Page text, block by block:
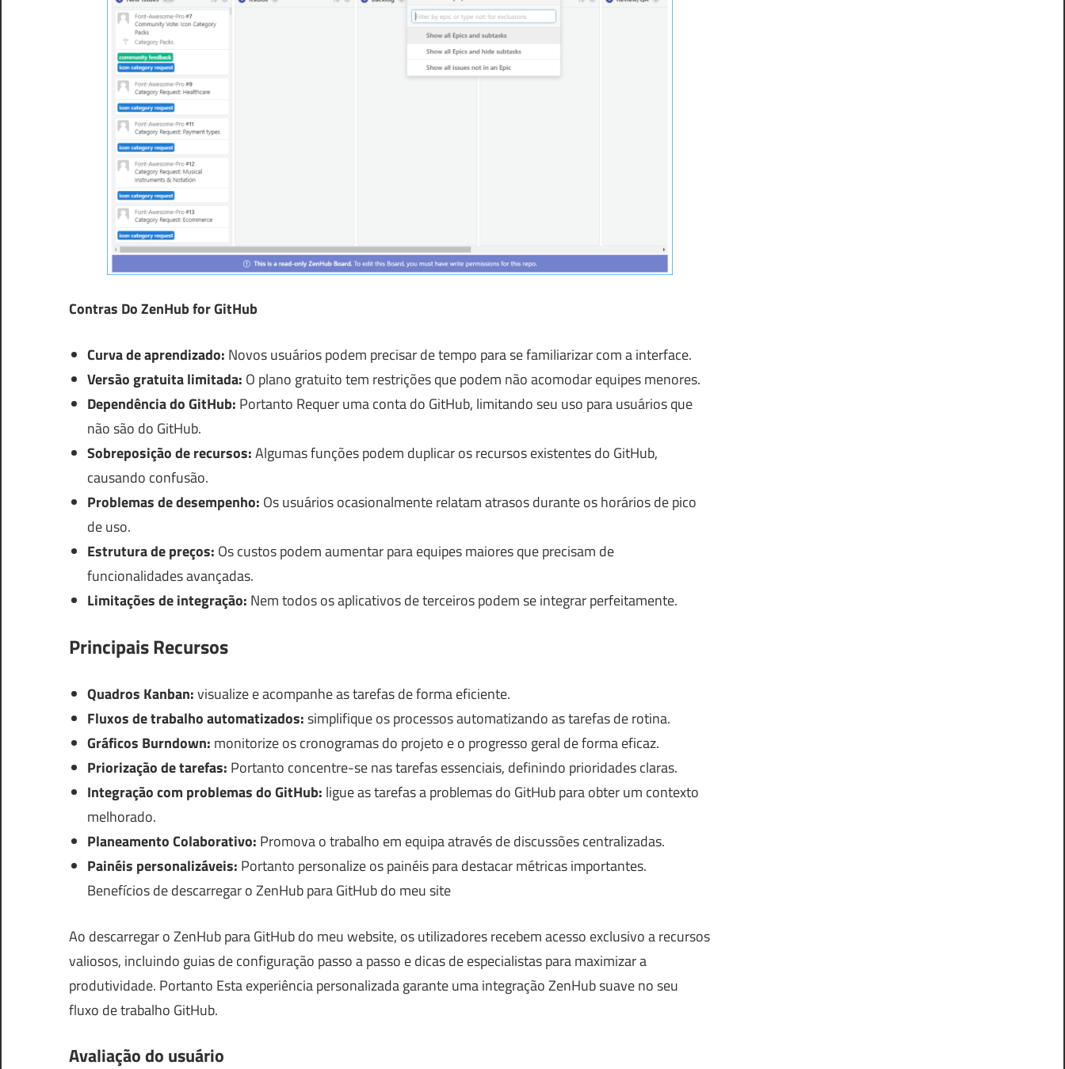
Contras Do ZenHub for GitHub
Curva de aprendizado: Novos usuários podem precisar de tempo para se familiarizar com a interface.
Versão gratuita limitada: O plano gratuito tem restrições que podem não acomodar equipes menores.
Dependência do GitHub: Portanto Requer uma conta do GitHub, limitando seu uso para usuários que
não são do GitHub.
Sobreposição de recursos:Algumas funções podem duplicar os recursos existentes do GitHub,
causando confusão.
Problemas de desempenho: Os usuários ocasionalmente relatam atrasos durante os horários de pico
de uso.
Estrutura de preços: Os custos podem aumentar para equipes maiores que precisam de
funcionalidades avançadas.
Limitações de integração: Nem todos os aplicativos de terceiros podem se integrar perfeitamente.
Principais Recursos
Quadros Kanban:visualize e acompanhe as tarefas de forma eficiente.
Fluxos de trabalho automatizados:simplifique os processos automatizando as tarefas de rotina.
Gráficos Burndown: monitorize os cronogramas do projeto e o progresso geral de forma eficaz.
Priorização de tarefas: Portanto concentre-se nas tarefas essenciais, definindo prioridades claras.
Integração com problemas do GitHub: ligue as tarefas a problemas do GitHub para obter um contexto
melhorado.
Planeamento Colaborativo: Promova o trabalho em equipa através de discussões centralizadas.
Painéis personalizáveis: Portanto personalize os painéis para destacar métricas importantes.
Benefícios de descarregar o ZenHub para GitHub do meu site
Ao descarregar o ZenHub para GitHub do meu website, os utilizadores recebem acesso exclusivo a recursos
valiosos, incluindo guias de configuração passo a passo e dicas de especialistas para maximizar a
produtividade. Portanto Esta experiência personalizada garante uma integração ZenHub suave no seu
fluxo de trabalho GitHub.
Avaliação do usuário